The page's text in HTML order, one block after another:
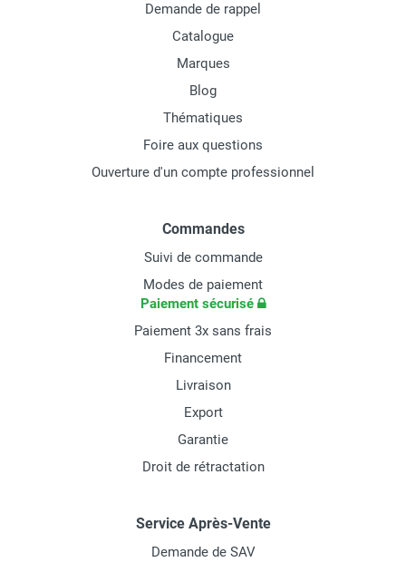
Demande de rappel
Catalogue
Marques
Blog
Thématiques
Foire aux questions
Ouverture d'un compte professionnel
Commandes
Suivi de commande
Modes de paiement
Paiement sécurisé
Paiement 3x sans frais
Financement
Livraison
Export
Garantie
Droit de rétractation
Service Après-Vente
Demande de SAV